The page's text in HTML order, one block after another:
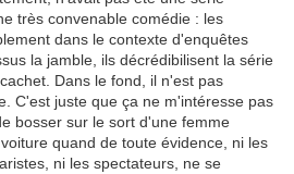
très convenable comédie : les
dans le contexte d'enquêtes
la jamble, ils décrédibilisent la série
Dans le fond, il n'est pas
C'est juste que ça ne m'intéresse pas
bosser sur le sort d'une femme
quand de toute évidence, ni les
ni les spectateurs, ne se